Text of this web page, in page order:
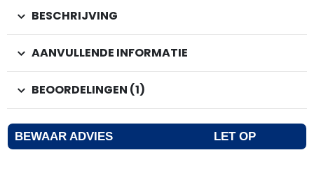
BESCHRIJVING
AANVULLENDE INFORMATIE
BEOORDELINGEN (1)
BEWAAR ADVIES LET OP